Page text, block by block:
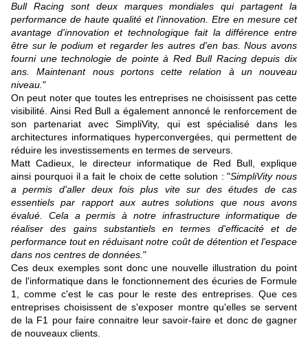
Bull Racing sont deux marques mondiales qui partagent la
performance de haute qualité et l'innovation. Etre en mesure cet
avantage d'innovation et technologique fait la différence entre
être sur le podium et regarder les autres d'en bas. Nous avons
fourni une technologie de pointe à Red Bull Racing depuis dix
ans. Maintenant nous portons cette relation à un nouveau
niveau. "
On peut noter que toutes les entreprises ne choisissent pas cette
visibilité. Ainsi Red Bull a également annoncé le renforcement de
son partenariat avec SimpliVity, qui est spécialisé dans les
architectures informatiques hyperconvergées, qui permettent de
réduire les investissements en termes de serveurs.
Matt Cadieux, le directeur informatique de Red Bull, explique
ainsi pourquoi il a fait le choix de cette solution : "SimpliVity nous
a permis d'aller deux fois plus vite sur des études de cas
essentiels par rapport aux autres solutions que nous avons
évalué. Cela a permis à notre infrastructure informatique de
réaliser des gains substantiels en termes d'efficacité et de
performance tout en réduisant notre coût de détention et l'espace
dans nos centres de données. "
Ces deux exemples sont donc une nouvelle illustration du point
de l'informatique dans le fonctionnement des écuries de Formule
1, comme c'est le cas pour le reste des entreprises. Que ces
entreprises choisissent de s'exposer montre qu'elles se servent
de la F1 pour faire connaitre leur savoir-faire et donc de gagner
de nouveaux clients.